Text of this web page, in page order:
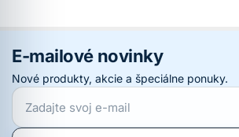
E-mailové novinky
Nové produkty, akcie a špeciálne ponuky.